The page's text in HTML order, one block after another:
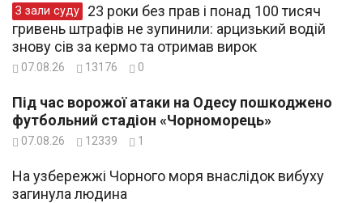
З зали суду
гривень штрафів не зупинили: арцизький водій
знову сів за кермо та отримав вирок
07.08.26 13176 0
Під час ворожої атаки на Одесу пошкоджено
футбольний стадіон «Чорноморець»
07.08.26 12339 1
На узбережжі Чорного моря внаслідок вибуху
загинула людина